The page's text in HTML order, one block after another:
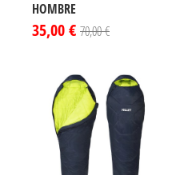
HOMBRE
35,00 € 70,00 €